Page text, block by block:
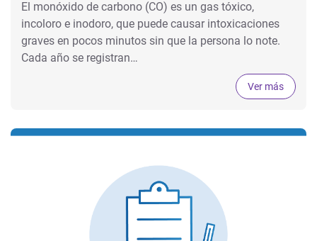
El monóxido de carbono (CO) es un gas tóxico,
incoloro e inodoro, que puede causar intoxicaciones
graves en pocos minutos sin que la persona lo note.
Cada año se registran…
Ver más